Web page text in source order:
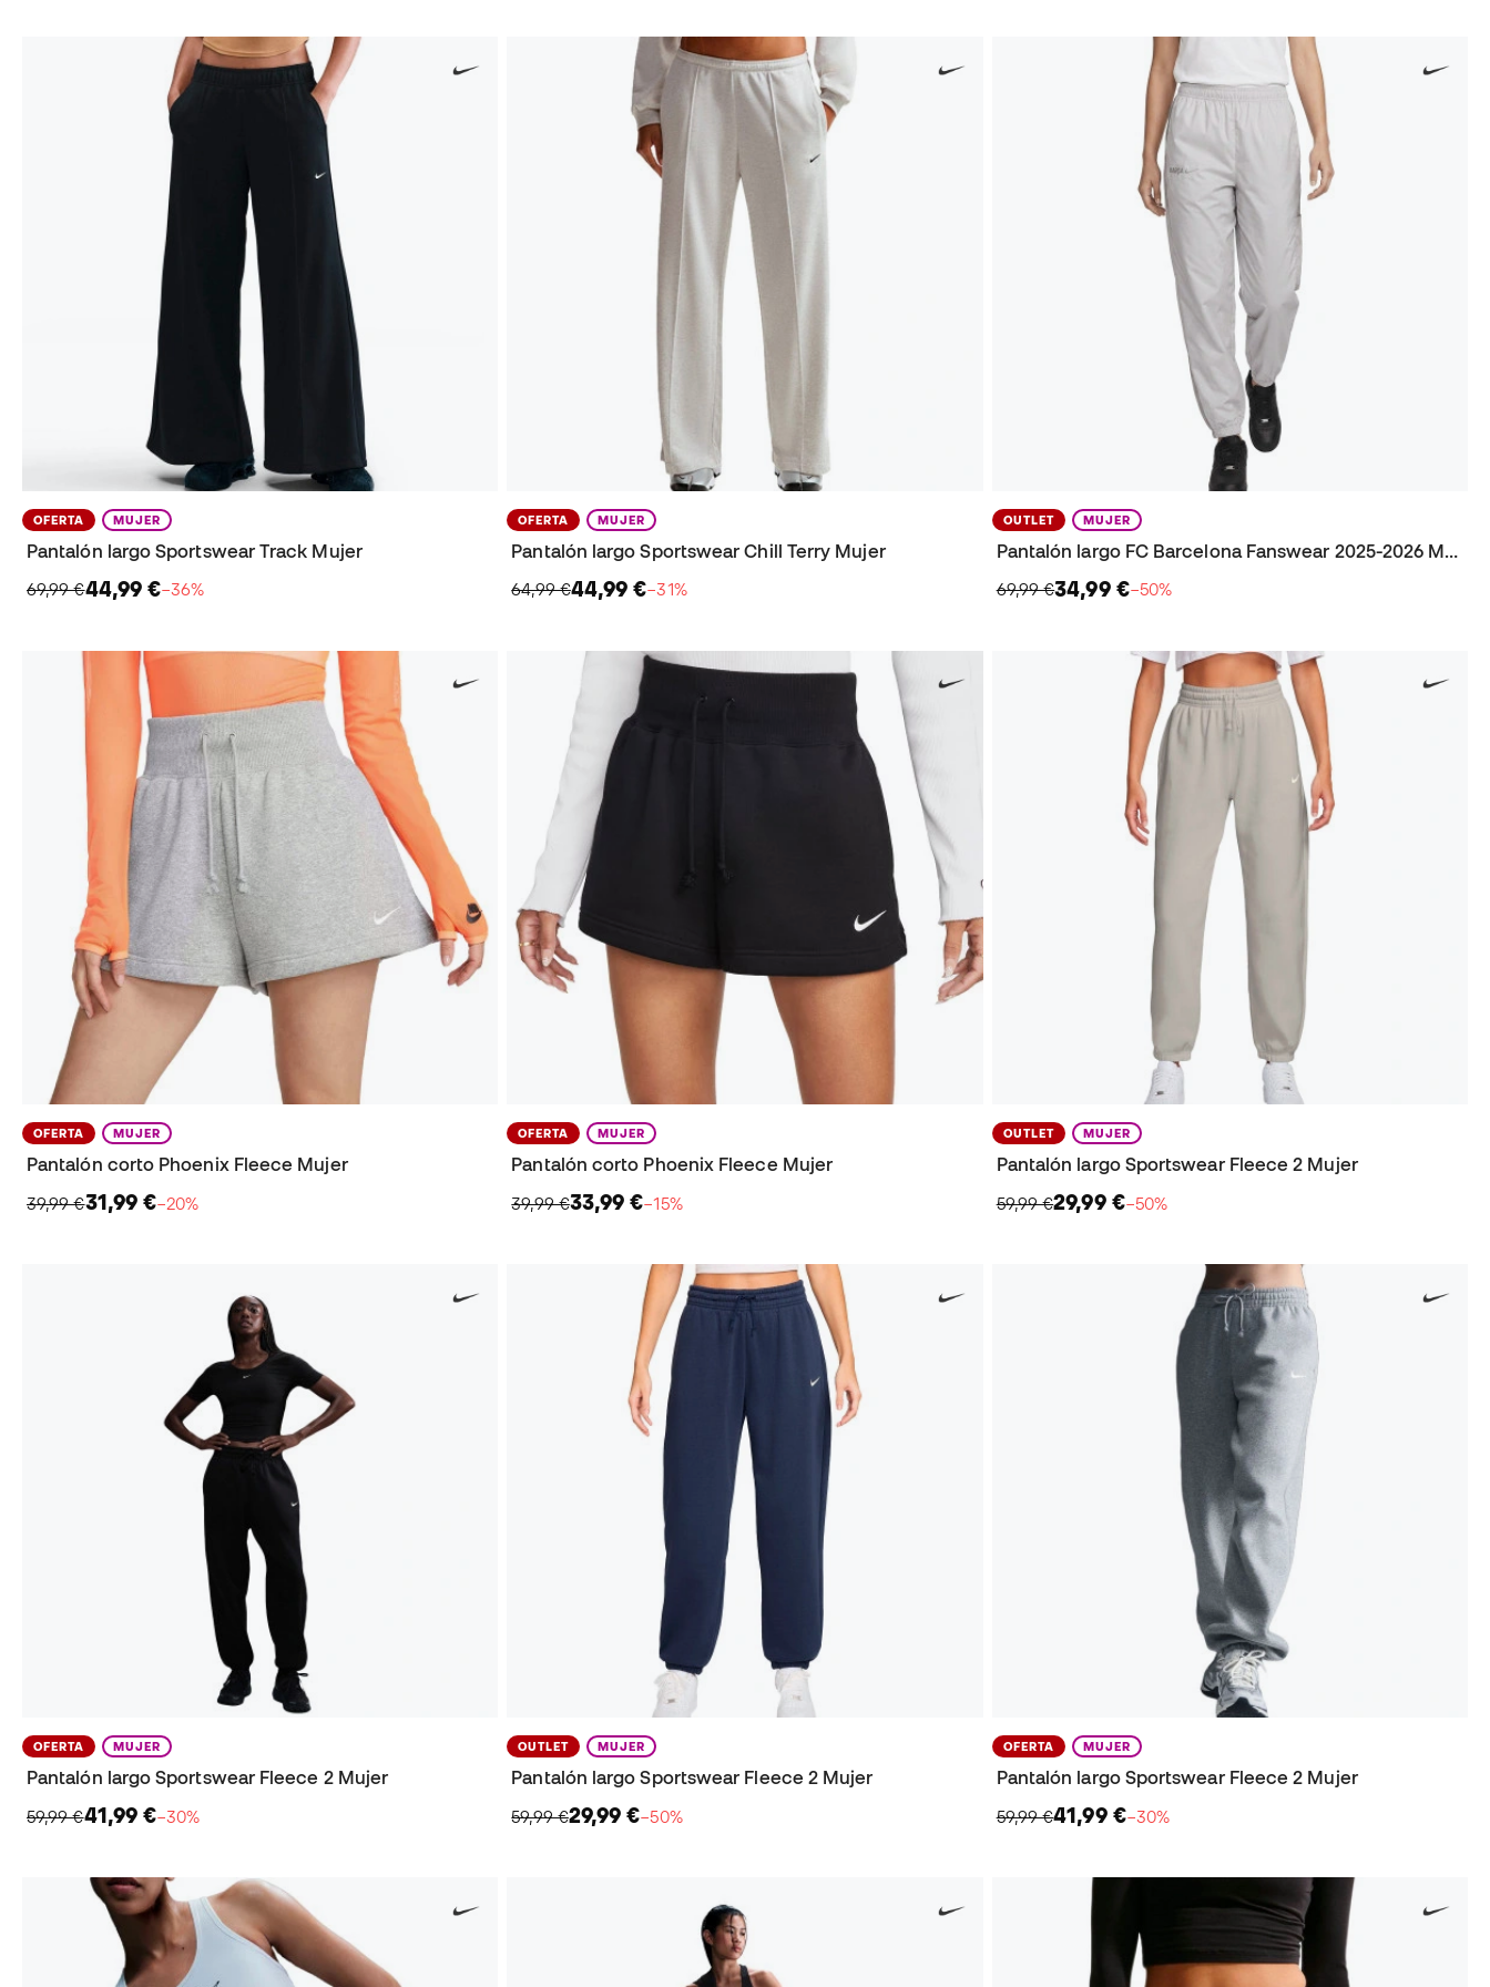
OFERTA MUJER
Pantalón largo Sportswear Track Mujer
69,99 €44,99 €−36%
OFERTA MUJER
Pantalón largo Sportswear Chill Terry Mujer
64,99 €44,99 €−31%
OUTLET MUJER
Pantalón largo FC Barcelona Fanswear 2025-2026 Mujer
69,99 €34,99 €−50%
OFERTA MUJER
Pantalón corto Phoenix Fleece Mujer
39,99 €31,99 €−20%
OFERTA MUJER
Pantalón corto Phoenix Fleece Mujer
39,99 €33,99 €−15%
OUTLET MUJER
Pantalón largo Sportswear Fleece 2 Mujer
59,99 €29,99 €−50%
OFERTA MUJER
Pantalón largo Sportswear Fleece 2 Mujer
59,99 €41,99 €−30%
OUTLET MUJER
Pantalón largo Sportswear Fleece 2 Mujer
59,99 €29,99 €−50%
OFERTA MUJER
Pantalón largo Sportswear Fleece 2 Mujer
59,99 €41,99 €−30%